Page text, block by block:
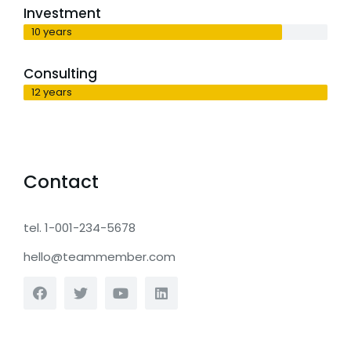
Investment
10 years
Consulting
12 years
Contact
tel. 1-001-234-5678
hello@teammember.com